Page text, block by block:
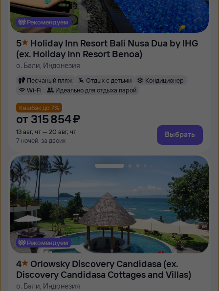
Рекомендуем
5
Holiday Inn Resort Bali Nusa Dua by IHG
(ex. Holiday Inn Resort Benoa)
о. Бали, Индонезия
Песчаный пляж Отдых с детьми
Кондиционер
Wi-Fi
Идеально для отдыха парой
Кешбэк до 7%
от 315 ⁠854 ⁠₽
13 авг, чт — 20 авг, чт
7 ночей, за двоих
Выбрать
Рекомендуем
4
Orlowsky Discovery Candidasa (ex.
Discovery Candidasa Cottages and Villas)
о. Бали, Индонезия